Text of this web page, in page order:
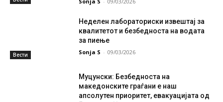
Вести
Неделен лабораториски извештај за
квалитетот и безбедноста на водата
за пиење
Sonja S - 09/03/2026
Муцунски: Безбедноста на
македонските граѓани е наш
апсолутен приоритет, евакуацијата од